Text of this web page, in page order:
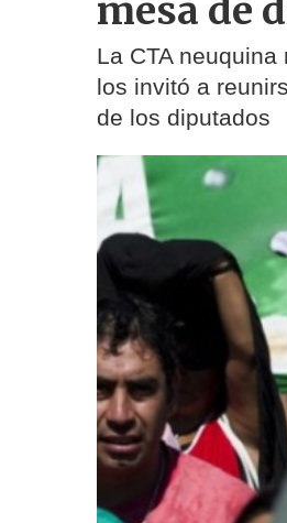
mesa de
La CTA
los invitó a
de los diputados